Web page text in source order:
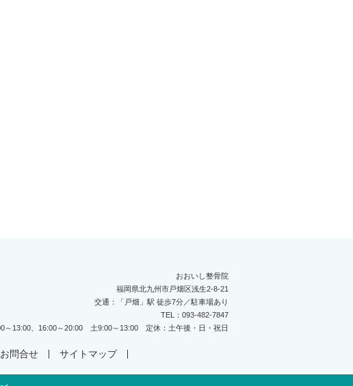
おおいし整骨院
福岡県北九州市戸畑区浅生2-8-21
交通：「戸畑」駅 徒歩7分／駐車場あり
TEL：093-482-7847
～13:00、16:00～20:00 土9:00～13:00 定休：土午後・日・祝日
問合せ サイトマップ